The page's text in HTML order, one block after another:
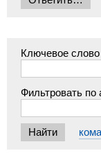
Ключевое слово
Фильтровать по